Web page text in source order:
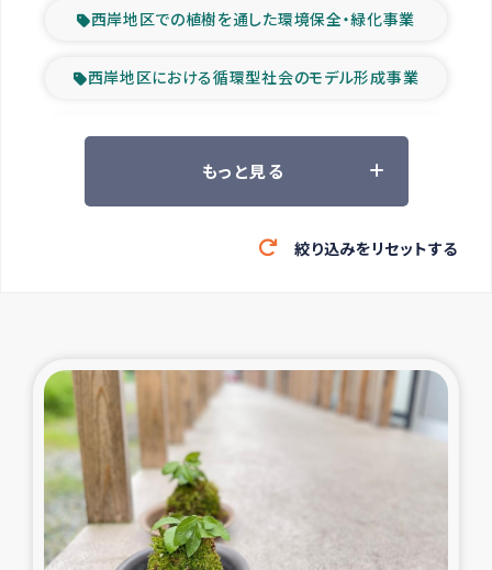
西岸地区での植樹を通した環境保全・緑化事業
西岸地区における循環型社会のモデル形成事業
ツアー参加者の声
緊急救援の時代
東ティモール豪雨緊急支援
大雨による洪水被災者支援
カカオ生産者支援事業
シリア国内避難民・帰還民の生活再建支援
もっと見る
絞り込みをリセットする